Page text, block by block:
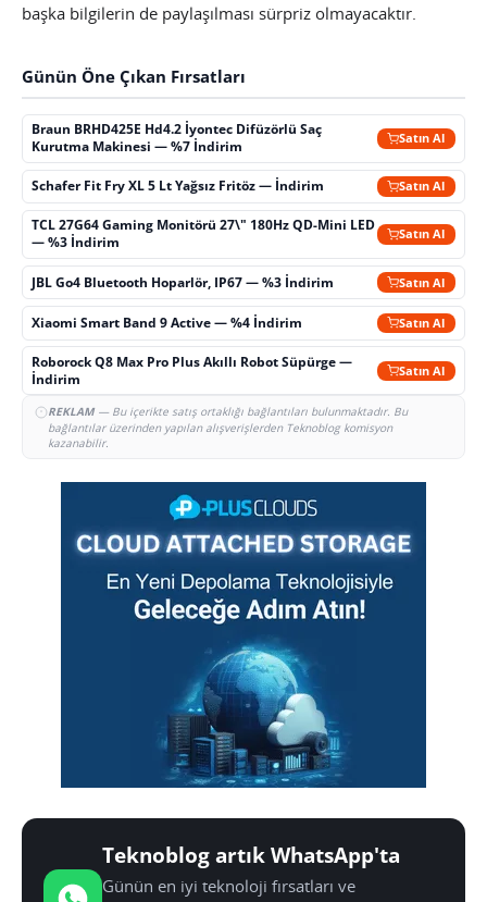
başka bilgilerin de paylaşılması sürpriz olmayacaktır.
Günün Öne Çıkan Fırsatları
Braun BRHD425E Hd4.2 İyontec Difüzörlü Saç
Kurutma Makinesi — %7 İndirim
Satın Al
Schafer Fit Fry XL 5 Lt Yağsız Fritöz — İndirim Satın Al
TCL 27G64 Gaming Monitörü 27\" 180Hz QD-Mini LED
— %3 İndirim
Satın Al
JBL Go4 Bluetooth Hoparlör, IP67 — %3 İndirim Satın Al
Xiaomi Smart Band 9 Active — %4 İndirim Satın Al
Roborock Q8 Max Pro Plus Akıllı Robot Süpürge —
İndirim
Satın Al
REKLAM— Bu içerikte satış ortaklığı bağlantıları bulunmaktadır. Bu
bağlantılar üzerinden yapılan alışverişlerden Teknoblog komisyon
kazanabilir.
Teknoblog artık WhatsApp'ta
Günün en iyi teknoloji fırsatları ve